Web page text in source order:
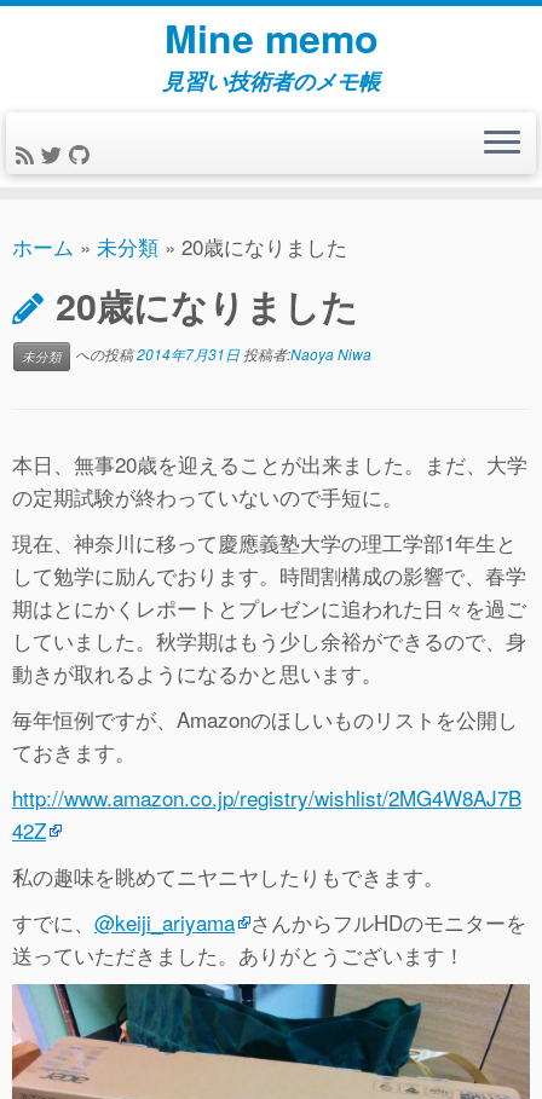
コ
ン
ツ
へ
キ
プ
Mine memo
見習い技術者のメモ帳
ホーム » 未分類 » 20歳になりました
20歳になりました
未分類 への投稿2014年7月31日 投稿者:Naoya Niwa
本日、無事20歳を迎えることが出来ました。まだ、大学
の定期試験が終わっていないので手短に。
現在、神奈川に移って慶應義塾大学の理工学部1年生と
して勉学に励んでおります。時間割構成の影響で、春学
期はとにかくレポートとプレゼンに追われた日々を過ご
していました。秋学期はもう少し余裕ができるので、身
動きが取れるようになるかと思います。
毎年恒例ですが、Amazonのほしいものリストを公開し
ておきます。
http://www.amazon.co.jp/registry/wishlist/2MG4W8AJ7B
42Z
私の趣味を眺めてニヤニヤしたりもできます。
すでに、 @keiji_ariyama さんからフルHDのモニターを
送っていただきました。ありがとうございます！